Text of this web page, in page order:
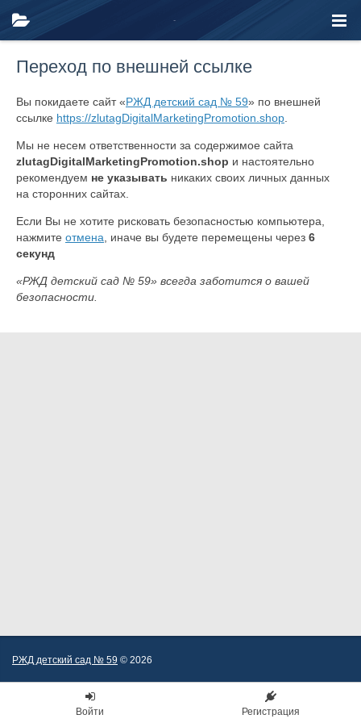
Переход по внешней ссылке
Вы покидаете сайт «РЖД детский сад № 59» по внешней
ссылке https://zlutagDigitalMarketingPromotion.shop
Мы не несем ответственности за содержимое сайта
zlutagDigitalMarketingPromotion.shop и настоятельно
рекомендуем не указывать никаких своих личных данных
на сторонних сайтах.
Если Вы не хотите рисковать безопасностью компьютера,
нажмите отмена , иначе вы будете перемещены через 6
секунд
«РЖД детский сад № 59» всегда заботится о вашей
безопасности.
РЖД детский сад № 59 © 2026
Войти Регистрация